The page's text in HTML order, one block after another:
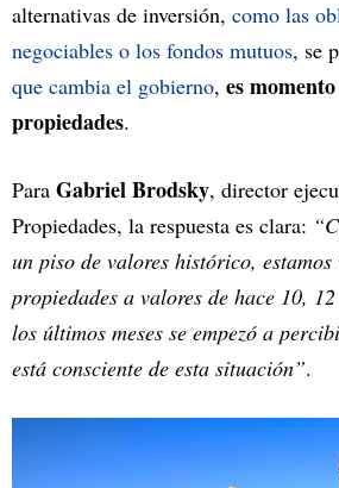
alternativas de inversión, como las
negociables o los fondos mutuos, se
que cambia el gobierno, es
propiedades.
Para Gabriel Brodsky, director
Propiedades, la respuesta es clara:
un piso de valores histórico, estamos
propiedades a valores de hace 10,
los últimos meses se empezó a
está consciente de esta situación”.